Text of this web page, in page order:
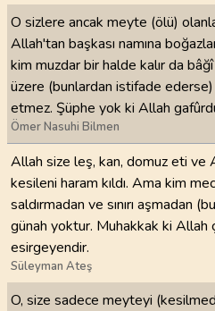
O sizlere ancak meyte (ölü)
Allah'tan başkası namına
kim muzdar bir halde kalır da
üzere (bunlardan istifade
etmez. Şüphe yok ki Allah
Ömer Nasuhi Bilmen
Allah size leş, kan, domuz eti ve
kesileni haram kıldı. Ama kim
saldırmadan ve sınırı aşmadan
günah yoktur. Muhakkak ki Allah
esirgeyendir.
Süleyman Ateş
O, size sadece meyteyi